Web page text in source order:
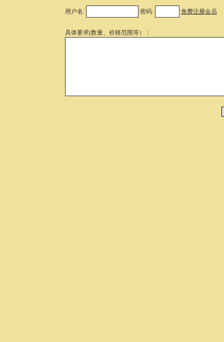
用户名: 密码: 免费注册会员
具体要求(数量、价格范围等）：